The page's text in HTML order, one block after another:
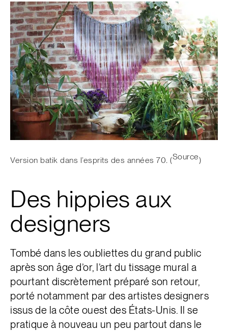
Version batik dans l’esprits des années 70. (Source)
Des hippies aux
designers
Tombé dans les oubliettes du grand public
après son âge d’or, l’art du tissage mural a
pourtant discrètement préparé son retour,
porté notamment par des artistes designers
issus de la côte ouest des États-Unis. Il se
pratique à nouveau un peu partout dans le